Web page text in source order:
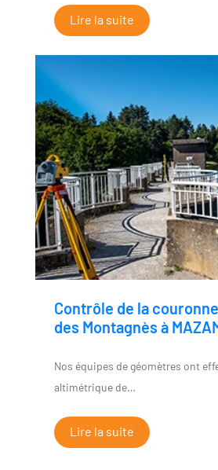
Lire la suite
Contrôle de la
des Montagnès à
Nos équipes de géomètres ont
altimétrique de…
Lire la suite